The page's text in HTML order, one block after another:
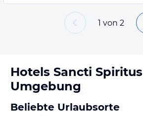
1 von 2
Hotels Sancti Spiritus
Umgebung
Beliebte Urlaubsorte